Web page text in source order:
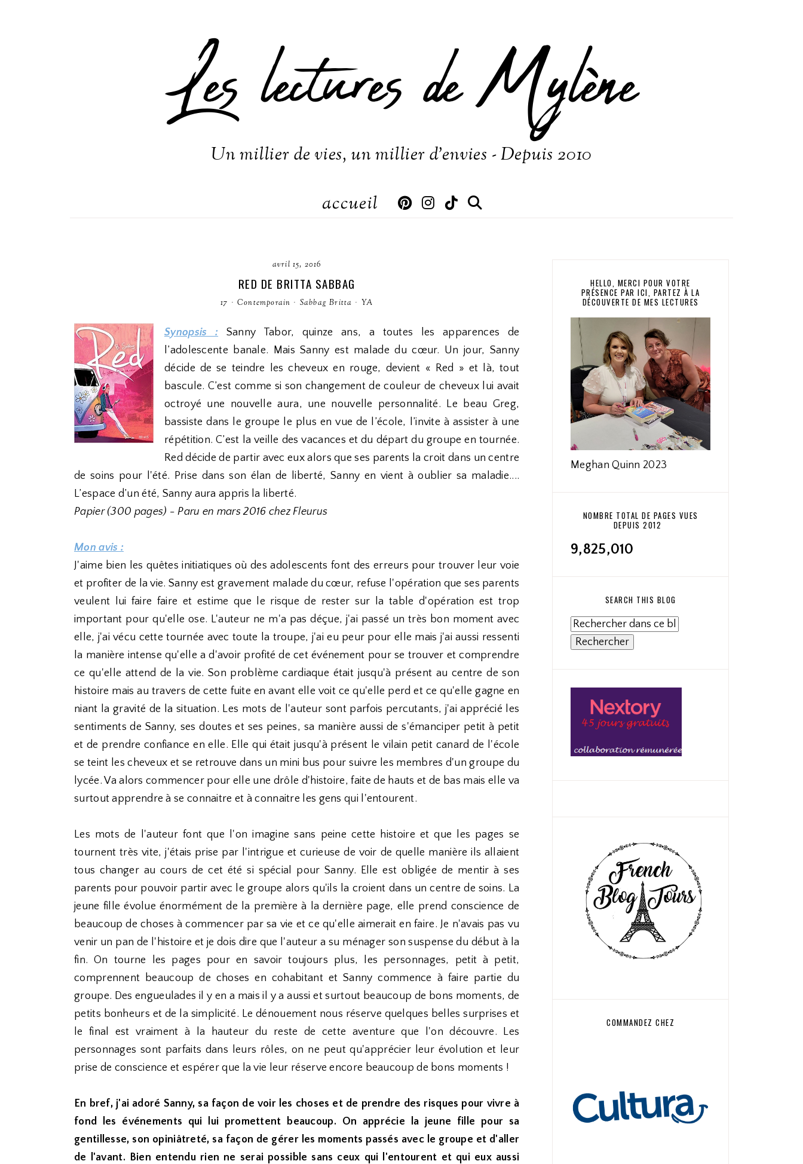
Les lectures de Mylène
Un millier de vies, un millier d'envies - Depuis 2010
accueil
avril 15, 2016
RED DE BRITTA SABBAG
17 · Contemporain · Sabbag Britta · YA
Synopsis : Sanny Tabor, quinze ans, a toutes les apparences de
l’adolescente banale. Mais Sanny est malade du cœur. Un jour, Sanny
décide de se teindre les cheveux en rouge, devient « Red » et là, tout
bascule. C’est comme si son changement de couleur de cheveux lui avait
octroyé une nouvelle aura, une nouvelle personnalité. Le beau Greg,
bassiste dans le groupe le plus en vue de l’école, l’invite à assister à une
répétition. C’est la veille des vacances et du départ du groupe en tournée.
Red décide de partir avec eux alors que ses parents la croit dans un centre
de soins pour l'été. Prise dans son élan de liberté, Sanny en vient à oublier sa maladie....
L’espace d’un été, Sanny aura appris la liberté.
Papier (300 pages) - Paru en mars 2016 chez Fleurus
Mon avis :
J'aime bien les quêtes initiatiques où des adolescents font des erreurs pour trouver leur voie
et profiter de la vie. Sanny est gravement malade du cœur, refuse l'opération que ses parents
veulent lui faire faire et estime que le risque de rester sur la table d'opération est trop
important pour qu'elle ose. L'auteur ne m'a pas déçue, j'ai passé un très bon moment avec
elle, j'ai vécu cette tournée avec toute la troupe, j'ai eu peur pour elle mais j'ai aussi ressenti
la manière intense qu'elle a d'avoir profité de cet événement pour se trouver et comprendre
ce qu'elle attend de la vie. Son problème cardiaque était jusqu'à présent au centre de son
histoire mais au travers de cette fuite en avant elle voit ce qu'elle perd et ce qu'elle gagne en
niant la gravité de la situation. Les mots de l'auteur sont parfois percutants, j'ai apprécié les
sentiments de Sanny, ses doutes et ses peines, sa manière aussi de s'émanciper petit à petit
et de prendre confiance en elle. Elle qui était jusqu'à présent le vilain petit canard de l'école
se teint les cheveux et se retrouve dans un mini bus pour suivre les membres d'un groupe du
lycée. Va alors commencer pour elle une drôle d'histoire, faite de hauts et de bas mais elle va
surtout apprendre à se connaitre et à connaitre les gens qui l'entourent.
Les mots de l'auteur font que l'on imagine sans peine cette histoire et que les pages se
tournent très vite, j'étais prise par l'intrigue et curieuse de voir de quelle manière ils allaient
tous changer au cours de cet été si spécial pour Sanny. Elle est obligée de mentir à ses
parents pour pouvoir partir avec le groupe alors qu'ils la croient dans un centre de soins. La
jeune fille évolue énormément de la première à la dernière page, elle prend conscience de
beaucoup de choses à commencer par sa vie et ce qu'elle aimerait en faire. Je n'avais pas vu
venir un pan de l'histoire et je dois dire que l'auteur a su ménager son suspense du début à la
fin. On tourne les pages pour en savoir toujours plus, les personnages, petit à petit,
comprennent beaucoup de choses en cohabitant et Sanny commence à faire partie du
groupe. Des engueulades il y en a mais il y a aussi et surtout beaucoup de bons moments, de
petits bonheurs et de la simplicité. Le dénouement nous réserve quelques belles surprises et
le final est vraiment à la hauteur du reste de cette aventure que l'on découvre. Les
personnages sont parfaits dans leurs rôles, on ne peut qu'apprécier leur évolution et leur
prise de conscience et espérer que la vie leur réserve encore beaucoup de bons moments !
En bref, j'ai adoré Sanny, sa façon de voir les choses et de prendre des risques pour vivre à
fond les événements qui lui promettent beaucoup. On apprécie la jeune fille pour sa
gentillesse, son opiniâtreté, sa façon de gérer les moments passés avec le groupe et d'aller
de l'avant. Bien entendu rien ne serai possible sans ceux qui l'entourent et qui eux aussi
HELLO, MERCI POUR VOTRE
PRÉSENCE PAR ICI, PARTEZ À LA
DÉCOUVERTE DE MES LECTURES
Meghan Quinn 2023
NOMBRE TOTAL DE PAGES VUES
DEPUIS 2012
9,825,010
SEARCH THIS BLOG
COMMANDEZ CHEZ